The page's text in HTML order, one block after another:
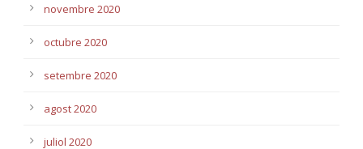
novembre 2020
octubre 2020
setembre 2020
agost 2020
juliol 2020